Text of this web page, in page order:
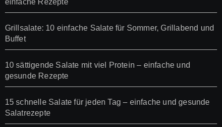
Grillsalate: 10 einfache Salate für Sommer, Grillabend und
Buffet
10 sättigende Salate mit viel Protein – einfache und
gesunde Rezepte
15 schnelle Salate für jeden Tag – einfache und gesunde
Salatrezepte